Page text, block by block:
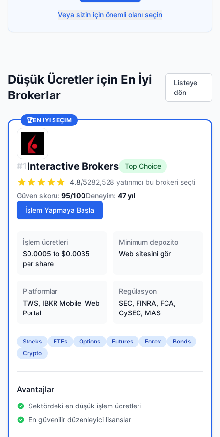
Veya sizin için önemli olanı seçin
Düşük Ücretler için En İyi
Brokerlar
Listeye
dön
🏆EN IYI SEÇIM
#1Interactive Brokers
Top Choice
4.8/5282,528 yatırımcı bu brokeri seçti
Güven skoru: 95/100Deneyim: 47yıl
İşlem Yapmaya Başla
İşlem ücretleri
$0.0005 to $0.0035
per share
Minimum depozito
Web sitesini gör
Platformlar
TWS, IBKR Mobile, Web
Portal
Regülasyon
SEC, FINRA, FCA,
CySEC, MAS
Stocks ETFs Options Futures Forex
Bonds
Crypto
Avantajlar
Sektördeki en düşük işlem ücretleri
En güvenilir düzenleyici lisanslar